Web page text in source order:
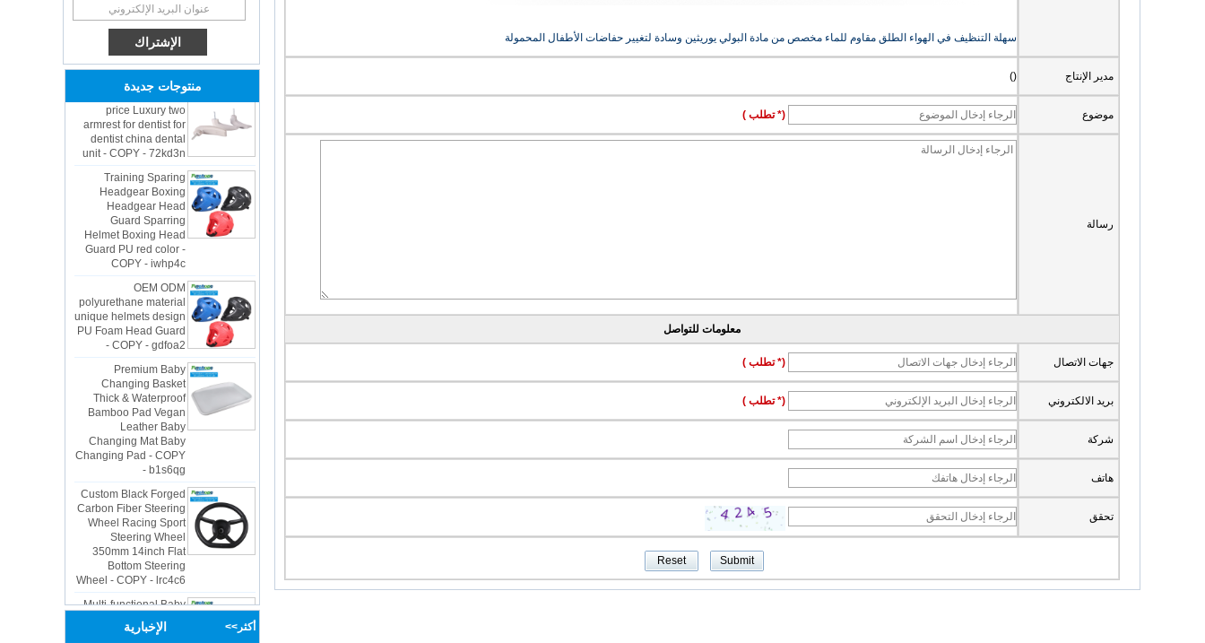
منتوجات جديدة
polyurethane material
unique helmets 2025
design PU Foam Head
Guard - COPY - sbtssd
price Luxury two
armrest for dentist for
dentist china dental
unit - COPY - 72kd3n
Training Sparing
Headgear Boxing
Headgear Head
Guard Sparring
Helmet Boxing Head
Guard PU red color -
COPY - iwhp4c
OEM ODM
polyurethane material
unique helmets design
PU Foam Head Guard
- COPY - gdfoa2
Premium Baby
Changing Basket
Thick & Waterproof
Bamboo Pad Vegan
Leather Baby
Changing Mat Baby
Changing Pad - COPY
- b1s6qg
Custom Black Forged
Carbon Fiber Steering
Wheel Racing Sport
Steering Wheel
350mm 14inch Flat
Bottom Steering
Wheel - COPY - lrc4c6
Multi-functional Baby
Seat Self Skin Foamed
Portable The Baby
Floor Seat - COPY -
الإخبارية أكثر>>
سهلة التنظيف في الهواء الطلق مقاوم للماء مخصص من مادة البولي يوريثين وسادة لتغيير حفاضات الأطفال المحمولة
مدير الإنتاج ()
موضوع (* تطلب )
رسالة
معلومات للتواصل
جهات الاتصال (* تطلب )
بريد الالكتروني (* تطلب )
شركة
هاتف
تحقق